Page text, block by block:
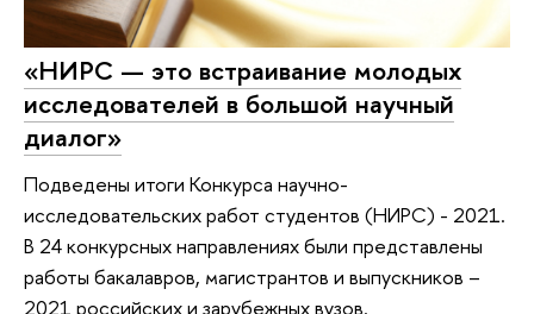
«НИРС — это встраивание молодых
исследователей в большой научный
диалог»
Подведены итоги Конкурса научно-
исследовательских работ студентов (НИРС) - 2021.
В 24 конкурсных направлениях были представлены
работы бакалавров, магистрантов и выпускников –
2021 российских и зарубежных вузов.